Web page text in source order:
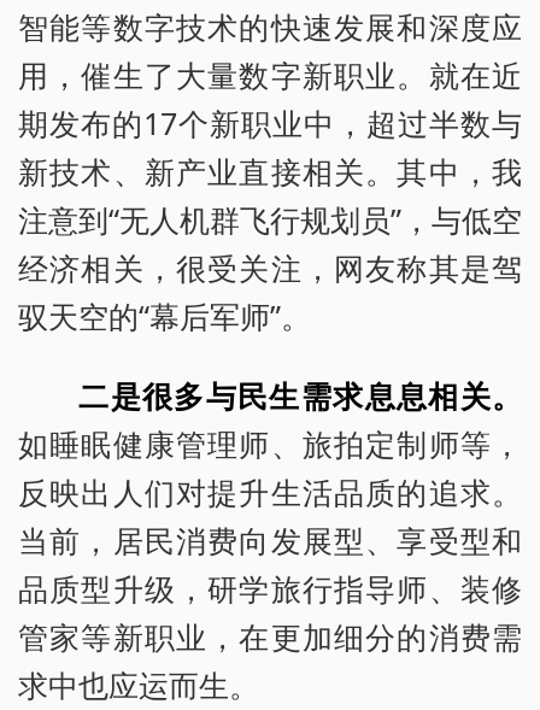
智能等数字技术的快速发展和深度应
用，催生了大量数字新职业。就在近
期发布的17个新职业中，超过半数与
新技术、新产业直接相关。其中，我
注意到“无人机群飞行规划员”，与低空
经济相关，很受关注，网友称其是驾
驭天空的“幕后军师”。
二是很多与民生需求息息相关。
如睡眠健康管理师、旅拍定制师等，
反映出人们对提升生活品质的追求。
当前，居民消费向发展型、享受型和
品质型升级，研学旅行指导师、装修
管家等新职业，在更加细分的消费需
求中也应运而生。